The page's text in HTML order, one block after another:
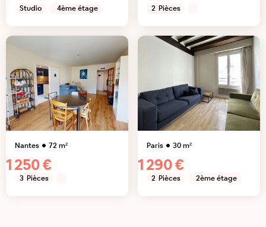
Studio 4ème étage 2 Pièces
Nantes 72m²
1 250 €
3 Pièces
Paris 30m²
1 290 €
2 Pièces 2ème étage